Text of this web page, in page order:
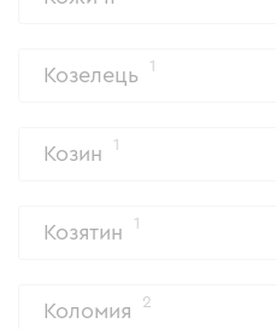
Козелець 1
Козин 1
Козятин 1
Коломия 2